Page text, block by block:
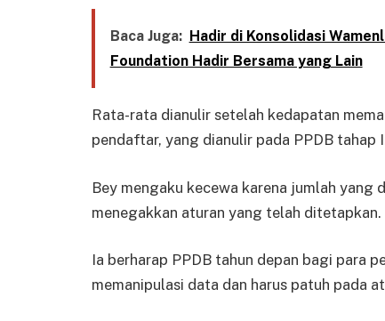
Baca Juga: Hadir di Konsolidasi
Foundation Hadir Bersama yang Lain
Rata-rata dianulir setelah kedapatan
pendaftar, yang dianulir pada PPDB
Bey mengaku kecewa karena jumlah yang
menegakkan aturan yang telah ditetapkan.
Ia berharap PPDB tahun depan bagi para
memanipulasi data dan harus patuh pada